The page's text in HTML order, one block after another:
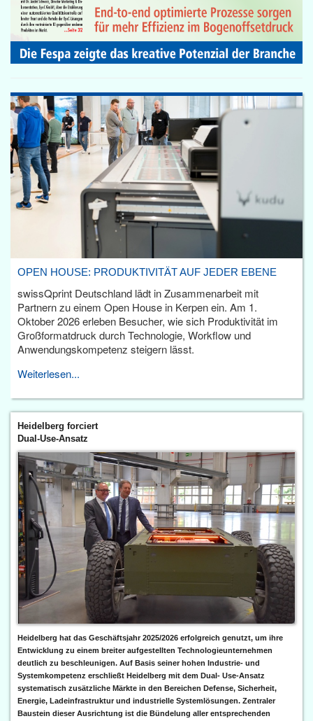
OPEN HOUSE: PRODUKTIVITÄT AUF JEDER EBENE
swissQprint Deutschland lädt in Zusammenarbeit mit
Partnern zu einem Open House in Kerpen ein. Am 1.
Oktober 2026 erleben Besucher, wie sich Produktivität im
Großformatdruck durch Technologie, Workflow und
Anwendungskompetenz steigern lässt.
Weiterlesen...
Heidelberg forciert
Dual-Use-Ansatz
Heidelberg hat das Geschäftsjahr 2025/2026 erfolgreich genutzt, um ihre
Entwicklung zu einem breiter aufgestellten Technologieunternehmen
deutlich zu beschleunigen. Auf Basis seiner hohen Industrie- und
Systemkompetenz erschließt Heidelberg mit dem Dual- Use-Ansatz
systematisch zusätzliche Märkte in den Bereichen Defense, Sicherheit,
Energie, Ladeinfrastruktur und industrielle Systemlösungen. Zentraler
Baustein dieser Ausrichtung ist die Bündelung aller entsprechenden